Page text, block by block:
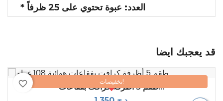
* العدد: عبوة تحتوي على 25 ظرفاً
قد يعجبك ايضا
طقم 5 أظرفة كرافت بفقاعات...
تخفيضات! favorite_border